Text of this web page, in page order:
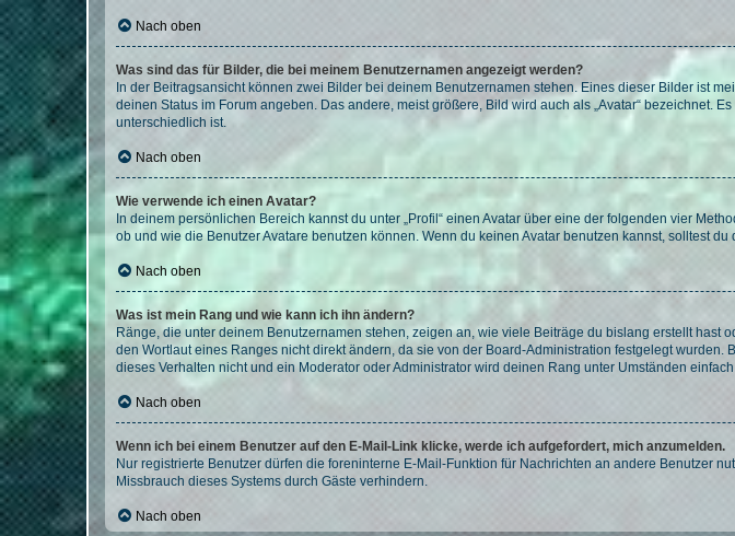
Nach oben
Was sind das für Bilder, die bei meinem Benutzernamen angezeigt werden?
In der Beitragsansicht können zwei Bilder bei deinem Benutzernamen stehen. Eines dieser Bilder ist
deinen Status im Forum angeben. Das andere, meist größere, Bild wird auch als „Avatar“ bezeichnet.
unterschiedlich ist.
Nach oben
Wie verwende ich einen Avatar?
In deinem persönlichen Bereich kannst du unter „Profil“ einen Avatar über eine der folgenden vier
ob und wie die Benutzer Avatare benutzen können. Wenn du keinen Avatar benutzen kannst, solltest
Nach oben
Was ist mein Rang und wie kann ich ihn ändern?
Ränge, die unter deinem Benutzernamen stehen, zeigen an, wie viele Beiträge du bislang erstellt
den Wortlaut eines Ranges nicht direkt ändern, da sie von der Board-Administration festgelegt
dieses Verhalten nicht und ein Moderator oder Administrator wird deinen Rang unter Umständen
Nach oben
Wenn ich bei einem Benutzer auf den E-Mail-Link klicke, werde ich aufgefordert, mich anzumelden.
Nur registrierte Benutzer dürfen die foreninterne E-Mail-Funktion für Nachrichten an andere Benutzer
Missbrauch dieses Systems durch Gäste verhindern.
Nach oben